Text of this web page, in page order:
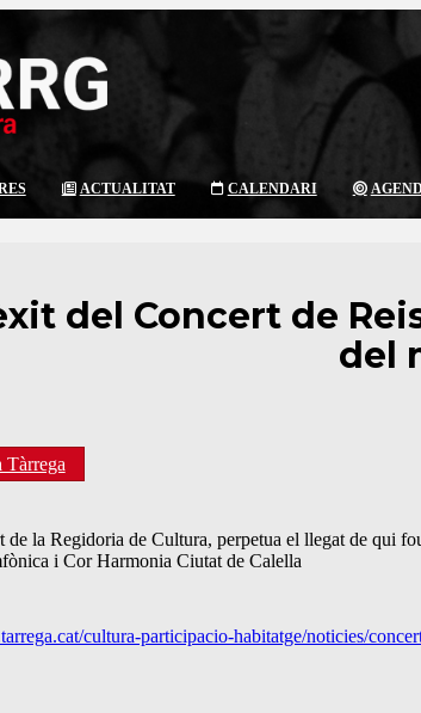
ACTUALITAT CALENDARI
del Concert de
del
Tàrrega
de la Regidoria de Cultura, perpetua el llegat de qui
i Cor Harmonia Ciutat de Calella
cultura-participacio-habitatge/noticies/